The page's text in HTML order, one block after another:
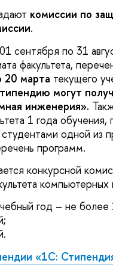
комиссии по
.
сентября по 31
факультета,
20 марта текущего
могут
инженерия».
1 года обучения,
одной из
программ.
конкурсной
компьютерных
год – не более
«1С: